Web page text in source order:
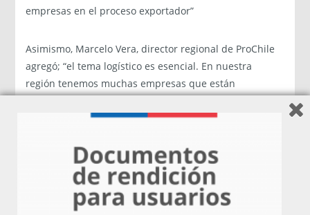
empresas en el proceso exportador”
Asimismo, Marcelo Vera, director regional de ProChile
agregó; “el tema logístico es esencial. En nuestra
región tenemos muchas empresas que están
tanto el proceso logístico es fundamental. En Los Ríos
lo que se está considerando dentro del programa es
muy valioso, para nuestros empresarios exportadores”.
El programa, junto a la Universidad Católica de la